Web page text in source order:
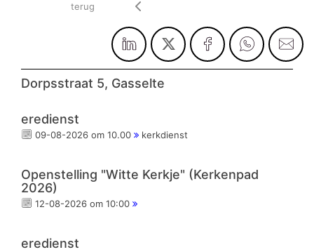
terug
Dorpsstraat 5, Gasselte
eredienst
09-08-2026 om 10.00 kerkdienst
Openstelling "Witte Kerkje" (Kerkenpad
2026)
12-08-2026 om 10:00
eredienst